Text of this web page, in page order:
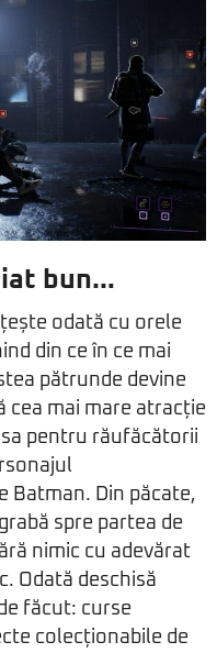
bun…
odată cu orele
din ce în ce mai
pătrunde devine
cea mai mare atracție
pentru răufăcătorii
Batman. Din păcate,
spre partea de
nimic cu adevărat
Odată deschisă
făcut: curse
colecționabile de